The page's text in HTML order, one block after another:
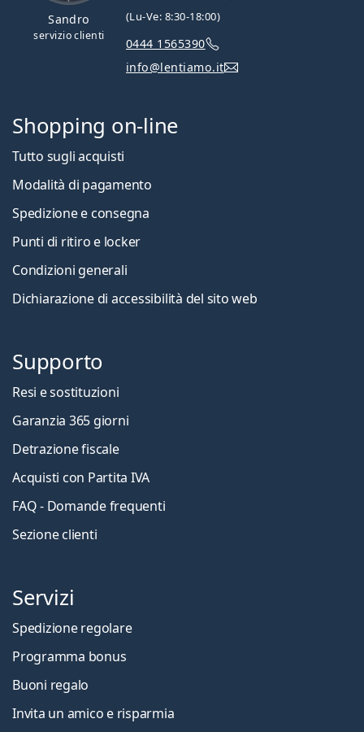
Sandro
servizio clienti
(Lu-Ve: 8:30-18:00)
0444 1565390
info@lentiamo.it
Shopping on-line
Tutto sugli acquisti
Modalità di pagamento
Spedizione e consegna
Punti di ritiro e locker
Condizioni generali
Dichiarazione di accessibilità del sito web
Supporto
Resi e sostituzioni
Garanzia 365 giorni
Detrazione fiscale
Acquisti con Partita IVA
FAQ - Domande frequenti
Sezione clienti
Servizi
Spedizione regolare
Programma bonus
Buoni regalo
Invita un amico e risparmia